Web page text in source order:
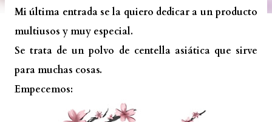
Mi última entrada se la quiero dedicar a un producto
multiusos y muy especial.
Se trata de un polvo de centella asiática que sirve
para muchas cosas.
Empecemos: